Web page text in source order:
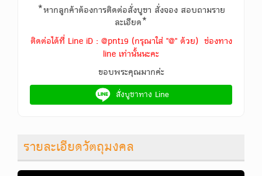
*หากลูกค้าต้องการติดต่อสั่งบูชา สั่งจอง สอบถามราย
ละเอียด*
ติดต่อได้ที่ Line iD : @pnt19 (กรุณาใส่ "@" ด้วย) ช่องทาง
line เท่านั้นนะคะ
ขอบพระคุณมากค่ะ
สั่งบูชาทาง Line
รายละเอียดวัตถุมงคล